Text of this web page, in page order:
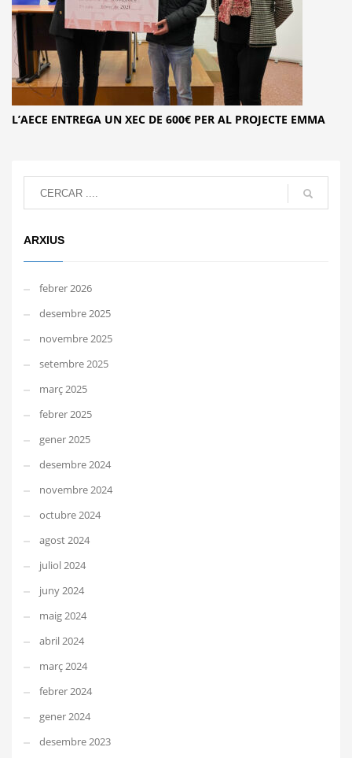
L’AECE ENTREGA UN XEC DE 600€ PER AL PROJECTE EMMA
ARXIUS
febrer 2026
desembre 2025
novembre 2025
setembre 2025
març 2025
febrer 2025
gener 2025
desembre 2024
novembre 2024
octubre 2024
agost 2024
juliol 2024
juny 2024
maig 2024
abril 2024
març 2024
febrer 2024
gener 2024
desembre 2023